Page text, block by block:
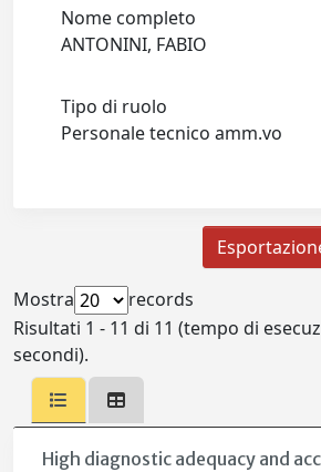
Nome completo
ANTONINI, FABIO
Tipo di ruolo
Personale tecnico amm.vo
Mostra
records
Risultati 1 - 11 di 11 (tempo di
secondi).
High diagnostic adequacy and